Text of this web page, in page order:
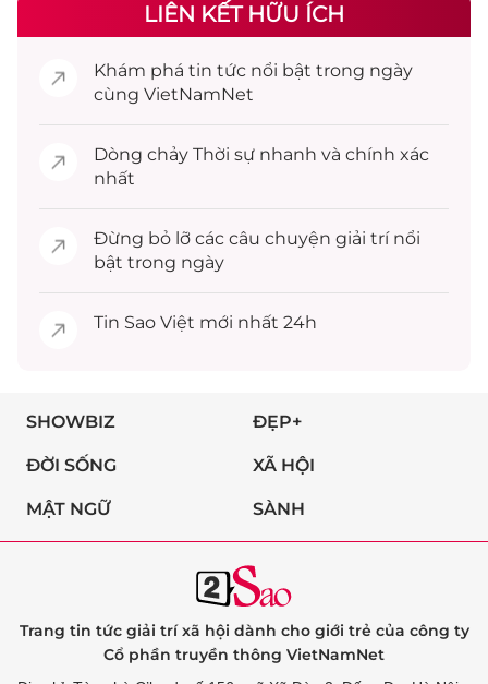
LIÊN KẾT HỮU ÍCH
Khám phá tin tức nổi bật trong ngày
cùng VietNamNet
Dòng chảy Thời sự nhanh và chính xác
nhất
Đừng bỏ lỡ các câu chuyện giải trínổi
bật trong ngày
Tin Sao Việt mới nhất 24h
SHOWBIZ ĐẸP+
ĐỜI SỐNG XÃ HỘI
MẬT NGỮ SÀNH
Trang tin tức giải trí xã hội dành cho giới trẻ của công ty
Cổ phần truyền thông VietNamNet